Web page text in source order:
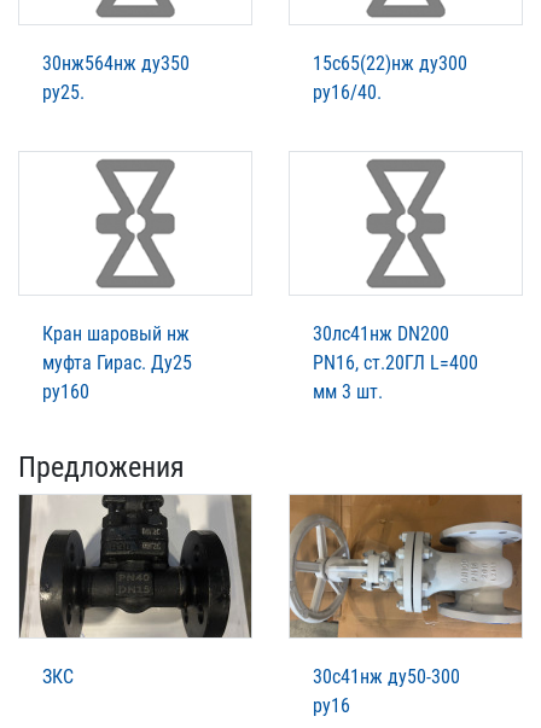
30нж564нж ду350
ру25.
15с65(22)нж ду300
ру16/40.
Кран шаровый нж
муфта Гирас. Ду25
ру160
30лс41нж DN200
PN16, ст.20ГЛ L=400
мм 3 шт.
Предложения
ЗКС
30с41нж ду50-300
ру16